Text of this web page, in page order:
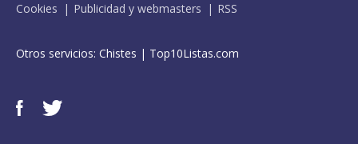
Cookies
Publicidad y webmasters RSS
Otros servicios: Chistes | Top10Listas.com